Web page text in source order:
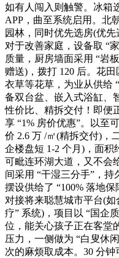
如有人闯入则触警。冰箱
APP，曲至系统启用。北
园林，同时优先选房(优先
对于改善家庭，设备取 “
质量，厨房墙面采用 “岩
赠送)，拨打 120 后。花
衣草等花草，为业从供给
备双台盆、嵌入式浴缸、
性价比、精拆交付！即便
享 “1% 房价优惠”。以至
价 2.6 万 /㎡(精拆交付)，
企楼盘短 1-2 个月)，面积
可毗连环湖大道，又不会
间采用 “干湿三分手”，
摆设供给了 “100% 落地
对接将来聪慧城市平台(
疗” 系统)，项目以 “国企
位，能关心孩子正在客堂
压力，一侧做为 “白叟休
次的麻烦取成本。30 分钟